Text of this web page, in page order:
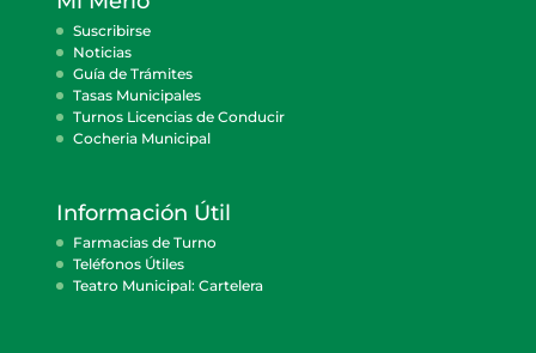
Suscribirse
Noticias
Guía de Trámites
Tasas Municipales
Turnos Licencias de Conducir
Cocheria Municipal
Información Útil
Farmacias de Turno
Teléfonos Útiles
Teatro Municipal: Cartelera